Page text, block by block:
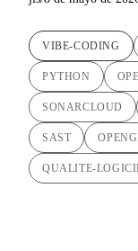
VIBE-CODING
PYTHON
SONARCLOUD
SAST
QUALITE-